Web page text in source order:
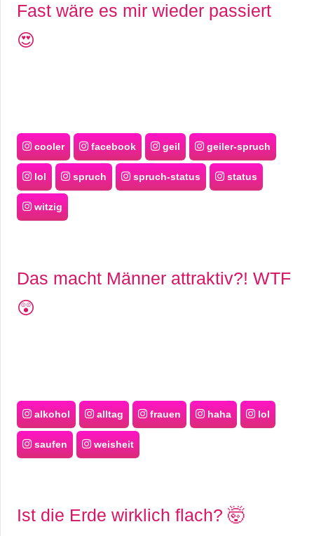
Fast wäre es mir wieder passiert
😍
cooler facebook geil geiler-spruch
lol spruch spruch-status status
witzig
Das macht Männer attraktiv?! WTF
😲
alkohol alltag frauen haha lol
saufen weisheit
Ist die Erde wirklich flach? 🤯